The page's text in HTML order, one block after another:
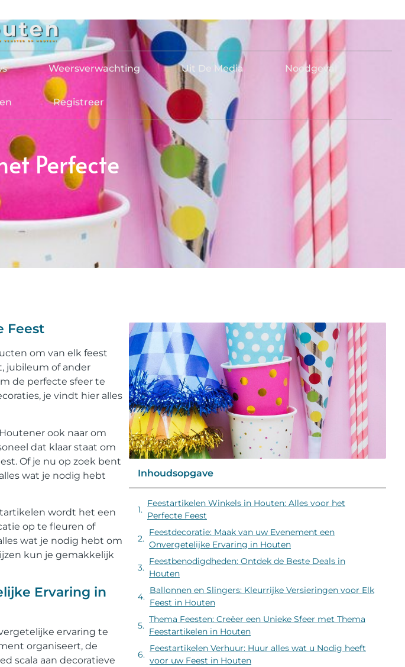
Weersverwachting Uit De Media Noodgeval
Registreer
Perfecte
Feest
om van elk feest
jubileum of ander
de perfecte sfeer te
je vindt hier alles
ook naar om
dat klaar staat om
Of je nu op zoek bent
wat je nodig hebt
wordt het een
op te fleuren of
wat je nodig hebt om
kun je gemakkelijk
Ervaring in
ervaring te
organiseert, de
scala aan decoratieve
Inhoudsopgave
Feestartikelen Winkels in Houten: Alles voor het
Perfecte Feest
Feestdecoratie: Maak van uw Evenement een
Onvergetelijke Ervaring in Houten
Feestbenodigdheden: Ontdek de Beste Deals in
Houten
Ballonnen en Slingers: Kleurrijke Versieringen voor Elk
Feest in Houten
Thema Feesten: Creëer een Unieke Sfeer met Thema
Feestartikelen in Houten
Feestartikelen Verhuur: Huur alles wat u Nodig heeft
voor uw Feest in Houten